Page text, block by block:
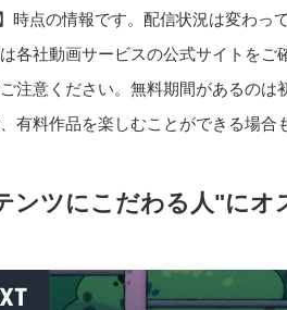
】時点の情報です。配信状況は変わっ
各社動画サービスの公式サイトを
注意ください。無料期間があるの
有料作品を楽しむことができる場合
ンツにこだわる人"にオ